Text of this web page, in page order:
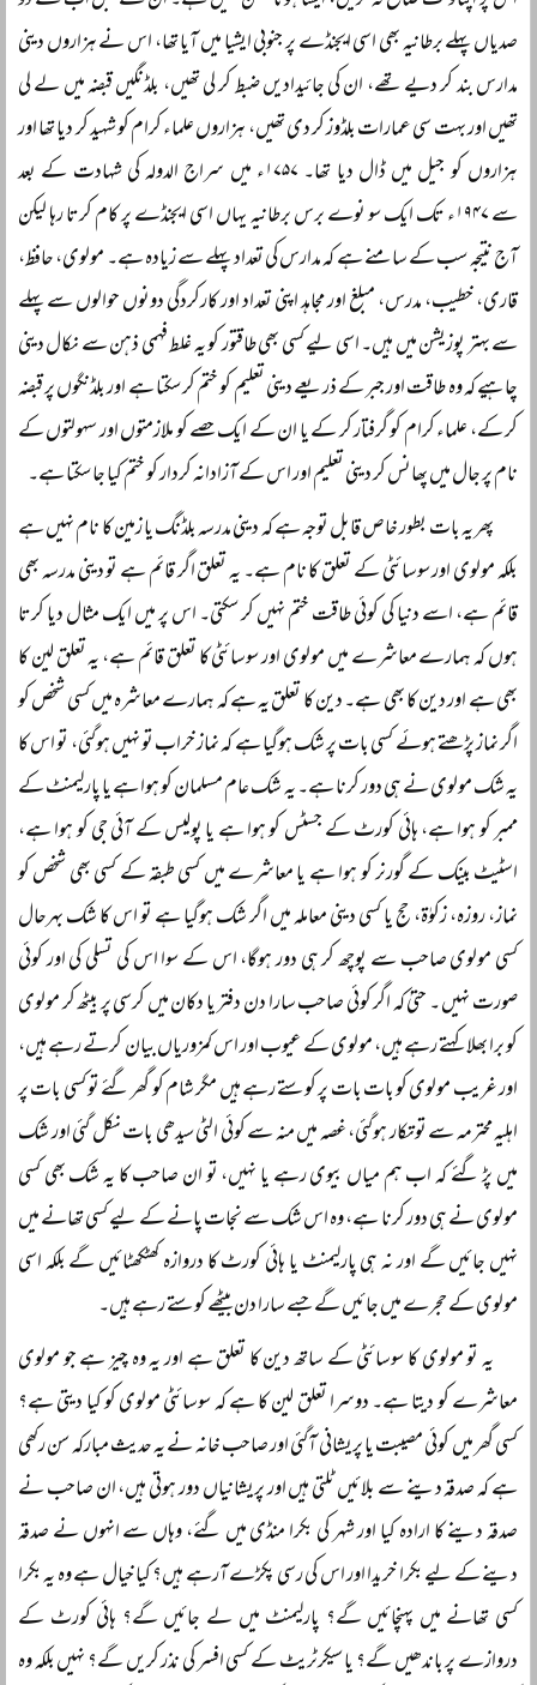
صدیاں پہلے برطانیہ بھی اسی ایجنڈے پر جنوبی ایشیا میں آیا تھا، اس نے ہزاروں دینی
مدارس بند کر دیے تھے، ان کی جائیدادیں ضبط کر لی تھیں، بلڈنگیں قبضہ میں لے لی
تھیں اور بہت سی عمارات بلڈوز کر دی تھیں، ہزاروں علماء کرام کو شہید کر دیا تھا اور
ہزاروں کو جیل میں ڈال دیا تھا۔ ۱۷۵۷ء میں سراج الدولہ کی شہادت کے بعد
سے ۱۹۴۷ء تک ایک سو نوے برس برطانیہ یہاں اسی ایجنڈے پر کام کرتا رہا لیکن
آج نتیجہ سب کے سامنے ہے کہ مدارس کی تعداد پہلے سے زیادہ ہے۔ مولوی، حافظ،
قاری، خطیب، مدرس، مبلغ اور مجاہد اپنی تعداد اور کارکردگی دونوں حوالوں سے پہلے
سے بہتر پوزیشن میں ہیں۔ اسی لیے کسی بھی طاقتور کو یہ غلط فہمی ذہن سے نکال دینی
چاہیے کہ وہ طاقت اور جبر کے ذریعے دینی تعلیم کو ختم کر سکتا ہے اور بلڈنگوں پر قبضہ
کر کے، علماء کرام کو گرفتار کر کے یا ان کے ایک حصے کو ملازمتوں اور سہولتوں کے
نام پر جال میں پھانس کر دینی تعلیم اور اس کے آزادانہ کردار کو ختم کیا جا سکتا ہے۔
پھر یہ بات بطور خاص قابل توجہ ہے کہ دینی مدرسہ بلڈنگ یا زمین کا نام نہیں ہے
بلکہ مولوی اور سوسائٹی کے تعلق کا نام ہے۔ یہ تعلق اگر قائم ہے تو دینی مدرسہ بھی
قائم ہے، اسے دنیا کی کوئی طاقت ختم نہیں کر سکتی۔ اس پر میں ایک مثال دیا کرتا
ہوں کہ ہمارے معاشرے میں مولوی اور سوسائٹی کا تعلق قائم ہے، یہ تعلق لین کا
بھی ہے اور دین کا بھی ہے۔ دین کا تعلق یہ ہے کہ ہمارے معاشرہ میں کسی شخص کو
اگر نماز پڑھتے ہوئے کسی بات پر شک ہوگیا ہے کہ نماز خراب تو نہیں ہوگئی، تو اس کا
یہ شک مولوی نے ہی دور کرنا ہے۔ یہ شک عام مسلمان کو ہوا ہے یا پارلیمنٹ کے
ممبر کو ہوا ہے، ہائی کورٹ کے جسٹس کو ہوا ہے یا پولیس کے آئی جی کو ہوا ہے،
اسٹیٹ بینک کے گورنر کو ہوا ہے یا معاشرے میں کسی طبقہ کے کسی بھی شخص کو
نماز، روزہ، زکوٰۃ، حج یا کسی دینی معاملہ میں اگر شک ہوگیا ہے تو اس کا شک بہرحال
کسی مولوی صاحب سے پوچھ کر ہی دور ہوگا، اس کے سوا اس کی تسلی کی اور کوئی
صورت نہیں ۔ حتیٰ کہ اگر کوئی صاحب سارا دن دفتر یا دکان میں کرسی پر بیٹھ کر مولوی
کو برا بھلا کہتے رہے ہیں، مولوی کے عیوب اور اس کمزوریاں بیان کرتے رہے ہیں،
اور غریب مولوی کو بات بات پر کوستے رہے ہیں مگر شام کو گھر گئے تو کسی بات پر
اہلیہ محترمہ سے توتکار ہوگئی، غصہ میں منہ سے کوئی الٹی سیدھی بات نکل گئی اور شک
میں پڑ گئے کہ اب ہم میاں بیوی رہے یا نہیں، تو ان صاحب کا یہ شک بھی کسی
مولوی نے ہی دور کرنا ہے، وہ اس شک سے نجات پانے کے لیے کسی تھانے میں
نہیں جائیں گے اور نہ ہی پارلیمنٹ یا ہائی کورٹ کا دروازہ کھٹکھٹائیں گے بلکہ اسی
مولوی کے حجرے میں جائیں گے جسے سارا دن بیٹھے کوستے رہے ہیں۔
یہ تو مولوی کا سوسائٹی کے ساتھ دین کا تعلق ہے اور یہ وہ چیز ہے جو مولوی
معاشرے کو دیتا ہے۔ دوسرا تعلق لین کا ہے کہ سوسائٹی مولوی کو کیا دیتی ہے؟
کسی گھر میں کوئی مصیبت یا پریشانی آگئی اور صاحب خانہ نے یہ حدیث مبارکہ سن رکھی
ہے کہ صدقہ دینے سے بلائیں ٹلتی ہیں اور پریشانیاں دور ہوتی ہیں، ان صاحب نے
صدقہ دینے کا ارادہ کیا اور شہر کی بکرا منڈی میں گئے، وہاں سے انہوں نے صدقہ
دینے کے لیے بکرا خریدا اور اس کی رسی پکڑے آرہے ہیں؟ کیا خیال ہے وہ یہ بکرا
کسی تھانے میں پہنچائیں گے؟ پارلیمنٹ میں لے جائیں گے؟ ہائی کورٹ کے
دروازے پر باندھیں گے؟ یا سیکرٹریٹ کے کسی افسر کی نذر کریں گے؟ نہیں بلکہ وہ